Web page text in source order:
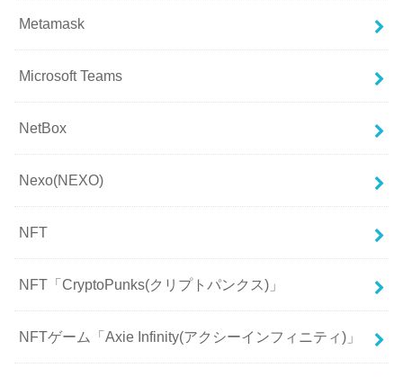
Metamask
Microsoft Teams
NetBox
Nexo(NEXO)
NFT
NFT「CryptoPunks(クリプトパンクス)」
NFTゲーム「Axie Infinity(アクシーインフィニティ)」